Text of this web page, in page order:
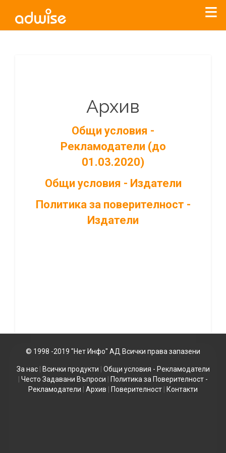
Архив
Общи условия -
Рекламодатели (до
01.03.2020)
Общи условия - Издатели
Политика за поверителност -
Издатели
© 1998 -2019 "Нет Инфо" АД Всички права запазени
За нас| Всички продукти
Общи условия - Рекламодатели
Често Задавани Въпроси
Политика за Поверителност -
Рекламодатели
Архив Поверителност Контакти